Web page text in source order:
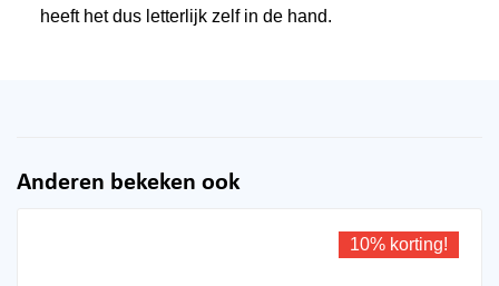
heeft het dus letterlijk zelf in de hand.
Anderen bekeken ook
10% korting!